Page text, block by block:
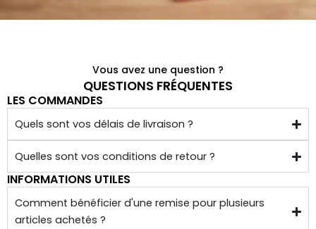
tes.
plaisir
de
pouv
oir
noeu
ds
mesu
mma
!
Merci
Vous avez une question ?
QUESTIONS FRÉQUENTES
LES COMMANDES
Quels sont vos délais de livraison ?
Quelles sont vos conditions de retour ?
INFORMATIONS UTILES
Comment bénéficier d'une remise pour plusieurs
articles achetés ?